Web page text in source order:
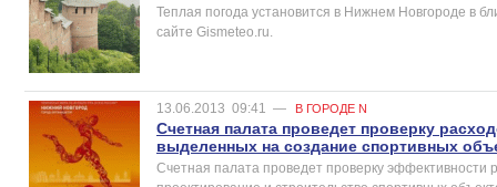
Теплая погода установится в Нижнем Новгороде в
сайте Gismeteo.ru.
13.06.2013 09:41 — В ГОРОДЕ N
Счетная палата проведет проверку
выделенных на создание спортивных
Счетная палата проведет проверку эффективности